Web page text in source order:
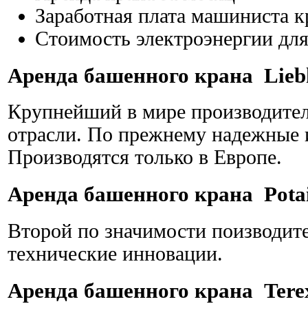
Заработная плата машиниста
Стоимость электроэнергии
Аренда башенного крана
Крупнейший в мире
отрасли. По прежнему
Производятся только в Европе.
Аренда башенного крана
Второй по значимости
технические инновации.
Аренда башенного крана